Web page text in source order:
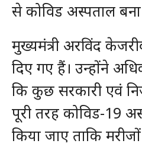
से कोव‍िड अस्‍पताल बना
मुख्यमंत्री अरविंद
दिए गए हैं। उन्‍होंने
कि कुछ सरकारी एवं
पूरी तरह कोविड-19
किया जाए ताकि